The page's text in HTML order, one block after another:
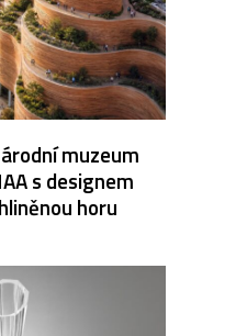
muzeum
s designem
horu